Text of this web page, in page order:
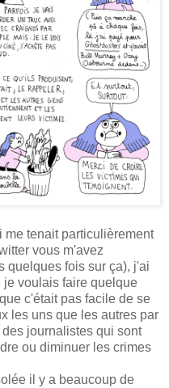
me tenait particulièrement
vous m'avez
quelques fois sur ça), j'ai
je voulais faire quelque
c'était pas facile de se
les uns que les autres par
journalistes qui sont
ou diminuer les crimes
il y a beaucoup de